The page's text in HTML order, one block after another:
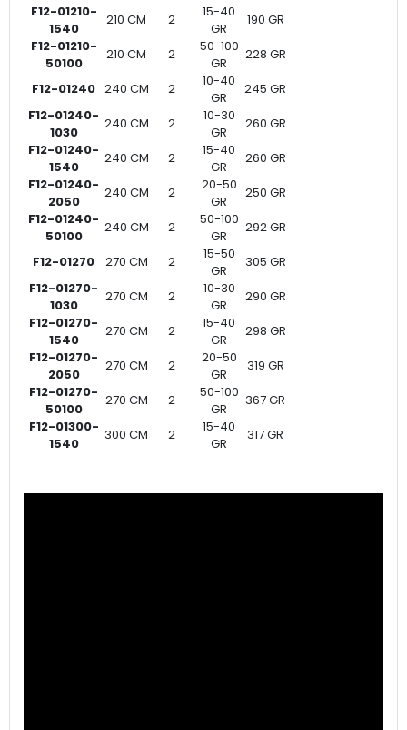
F12-01210-
1540
210 CM 2
15-40
GR
190 GR
F12-01210-
50100
210 CM 2
50-100
GR
228 GR
F12-01240 240 CM 2
10-40
GR
245 GR
F12-01240-
1030
240 CM 2
10-30
GR
260 GR
F12-01240-
1540
240 CM 2
15-40
GR
260 GR
F12-01240-
2050
240 CM 2
20-50
GR
250 GR
F12-01240-
50100
240 CM 2
50-100
GR
292 GR
F12-01270
270 CM 2
15-50
GR
305 GR
F12-01270-
1030
270 CM 2
10-30
GR
290 GR
F12-01270-
1540
270 CM 2
15-40
GR
298 GR
F12-01270-
2050
270 CM 2
20-50
GR
319 GR
F12-01270-
50100
270 CM 2
50-100
GR
367 GR
F12-01300-
1540
300 CM 2
15-40
GR
317 GR